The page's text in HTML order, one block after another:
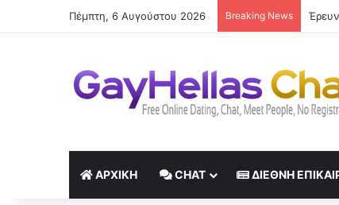
Πέμπτη, 6 Αυγούστου 2026 Breaking News
ΑΡΧΙΚΉ CHAT ΔΙΕΘΝΉ